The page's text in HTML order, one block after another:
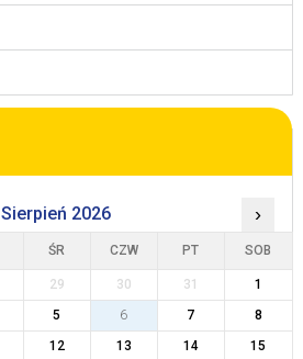
Sierpień 2026 ›
ŚR CZW PT SOB
29 30 31
1
5 6 7
8
12 13 14
15